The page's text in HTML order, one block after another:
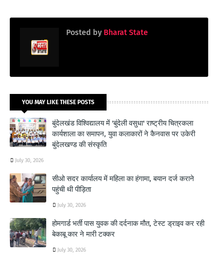
Posted by Bharat State
YOU MAY LIKE THESE POSTS
बुंदेलखंड विश्विद्यालय में 'बुंदेली वसुधा' राष्ट्रीय चित्रकला
कार्यशाला का समापन, युवा कलाकारों ने कैनवास पर उकेरी
बुंदेलखण्ड की संस्कृति
July 30, 2026
सीओ सदर कार्यालय में महिला का हंगामा, बयान दर्ज कराने
पहुंची थी पीड़िता
July 30, 2026
होमगार्ड भर्ती पास युवक की दर्दनाक मौत, टेस्ट ड्राइव कर रही
बेकाबू कार ने मारी टक्कर
July 30, 2026